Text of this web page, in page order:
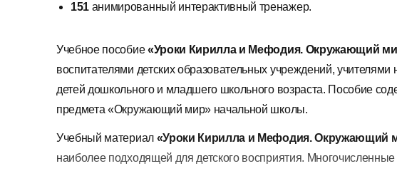
151 анимированный интерактивный тренажер.
Учебное пособие«Уроки Кирилла и Мефодия. Окружающий
воспитателями детских образовательных учреждений,
детей дошкольного и младшего школьного возраста. Пособие
предмета «Окружающий мир» начальной школы.
Учебный материал «Уроки Кирилла и Мефодия. Окружающий
наиболее подходящей для детского восприятия.